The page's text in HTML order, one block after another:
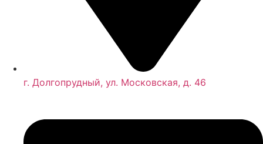
г. Долгопрудный, ул. Московская, д. 46